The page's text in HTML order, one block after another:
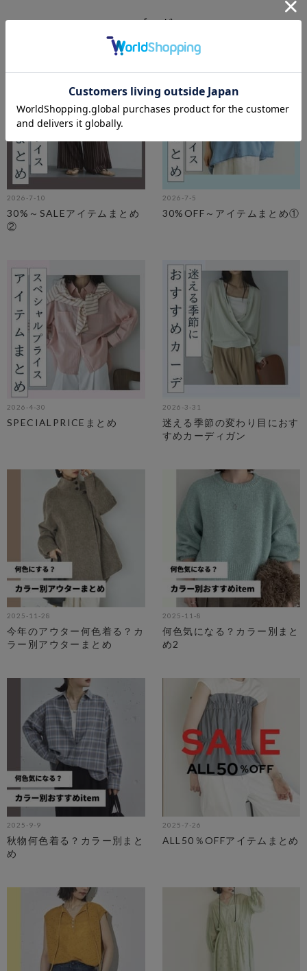
ブログ
2026-7-10
30%～SALEアイテムまとめ
②
2026-7-5
30%OFF～アイテムまとめ①
2026-4-30
SPECIALPRICEまとめ
2026-3-31
迷える季節の変わり目におす
すめカーディガン
2025-11-28
今年のアウター何色着る？カ
ラー別アウターまとめ
2025-11-8
何色気になる？カラー別まと
め2
2025-9-9
秋物何色着る？カラー別まと
め
2025-7-26
ALL50％OFFアイテムまとめ